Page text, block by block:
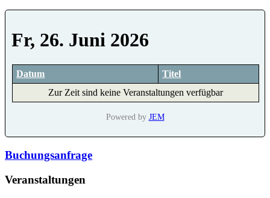
Fr, 26. Juni 2026
Datum
Titel
Zur Zeit sind keine Veranstaltungen verfügbar
Powered by JEM
Buchungsanfrage
Veranstaltungen